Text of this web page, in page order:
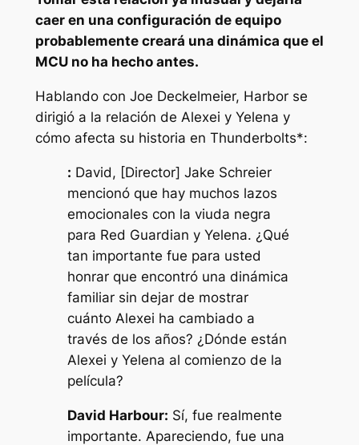
caer en una configuración de equipo
probablemente creará una dinámica que el
MCU no ha hecho antes.
Hablando con Joe Deckelmeier, Harbor se
dirigió a la relación de Alexei y Yelena y
cómo afecta su historia en Thunderbolts*:
: David, [Director] Jake Schreier
mencionó que hay muchos lazos
emocionales con la viuda negra
para Red Guardian y Yelena. ¿Qué
tan importante fue para usted
honrar que encontró una dinámica
familiar sin dejar de mostrar
cuánto Alexei ha cambiado a
través de los años? ¿Dónde están
Alexei y Yelena al comienzo de la
película?
David Harbour: Sí, fue realmente
importante. Apareciendo, fue una